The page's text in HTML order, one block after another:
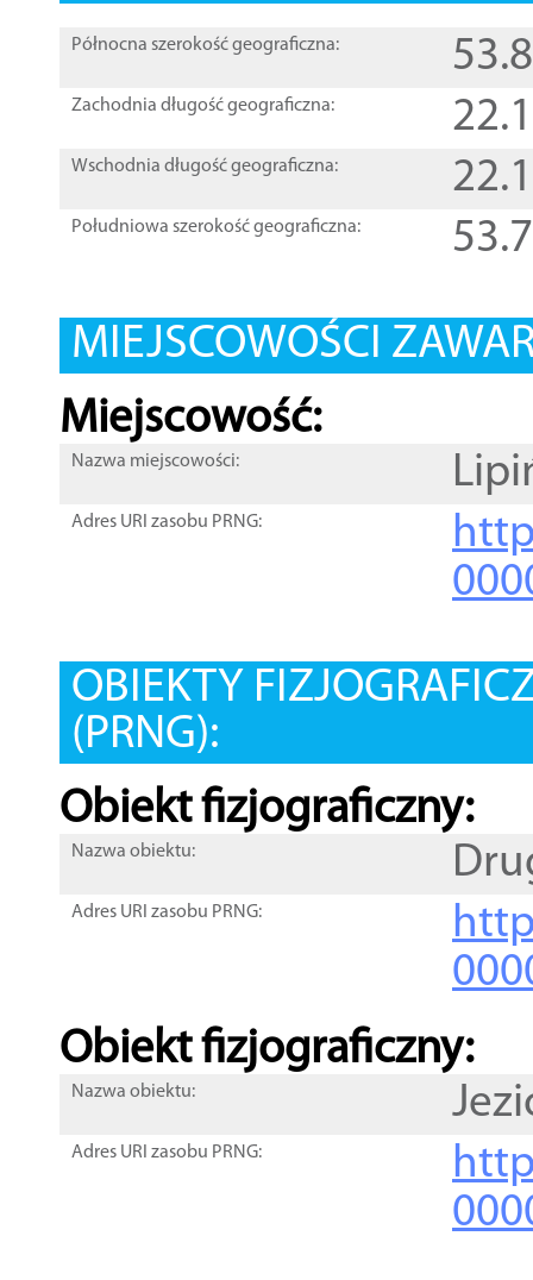
Północna szerokość geograficzna:
Zachodnia długość geograficzna:
Wschodnia długość geograficzna:
Południowa szerokość geograficzna:
MIEJSCOWOŚCI
Miejscowość:
Nazwa miejscowości:
Adres URI zasobu PRNG:
OBIEKTY
(PRNG):
Obiekt fizjograficzny:
Nazwa obiektu:
Adres URI zasobu PRNG:
Obiekt fizjograficzny:
Nazwa obiektu:
Adres URI zasobu PRNG: